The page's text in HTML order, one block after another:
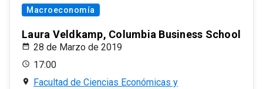
Macroeconomía
Laura Veldkamp, Columbia Business School
28 de Marzo de 2019
17:00
Facultad de Ciencias Económicas y